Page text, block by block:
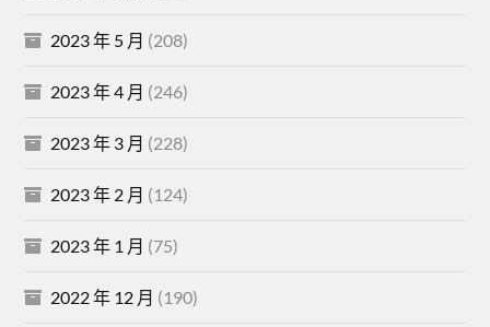
2023 年 5 月 (208)
2023 年 4 月 (246)
2023 年 3 月 (228)
2023 年 2 月 (124)
2023 年 1 月 (75)
2022 年 12 月 (190)